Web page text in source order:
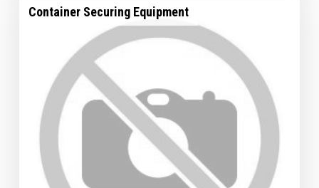
Container Securing Equipment